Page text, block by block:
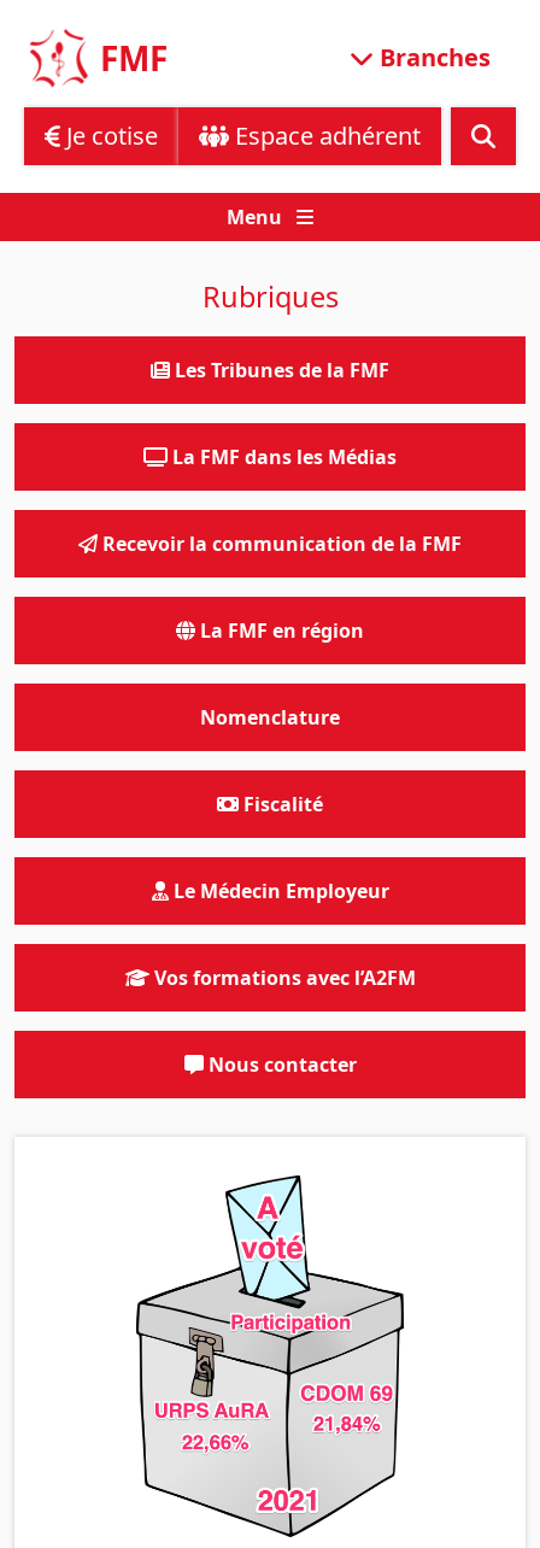
content
FMF Branches
Je cotise Espace adhérent
Menu
Rubriques
Les Tribunes de la FMF
La FMF dans les Médias
Recevoir la communication de la FMF
La FMF en région
Nomenclature
Fiscalité
Le Médecin Employeur
Vos formations avec l’A2FM
Nous contacter